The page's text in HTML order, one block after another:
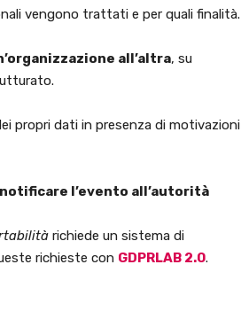
vengono trattati e per quali finalità.
all’altra, su
propri dati in presenza di motivazioni
notificare l’evento all’autorità
richiede un sistema di
richieste con GDPRLAB 2.0.